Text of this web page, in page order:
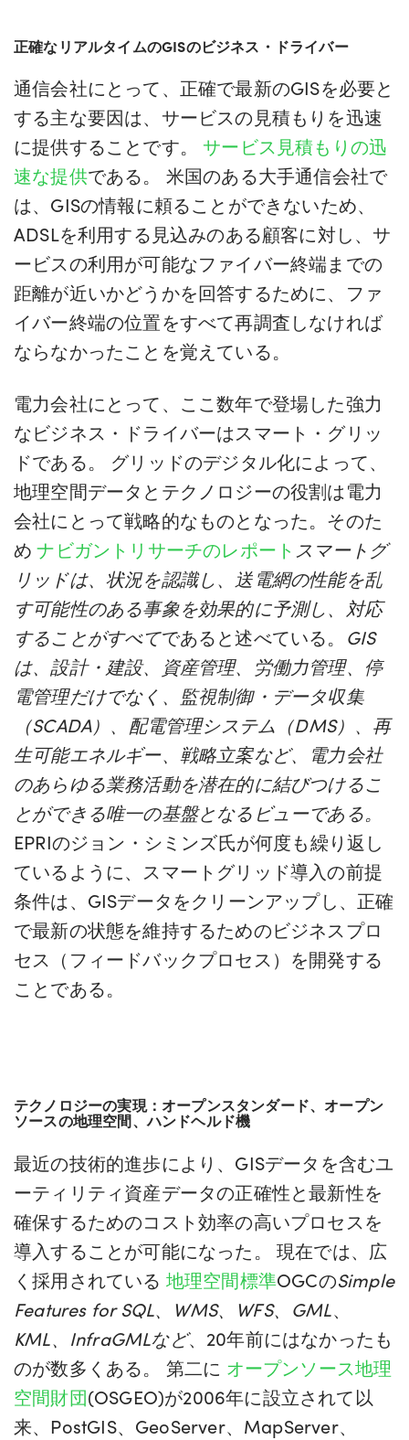
正確なリアルタイムのGISのビジネス・ドライバー
通信会社にとって、正確で最新のGISを必要と
する主な要因は、サービスの見積もりを迅速
に提供することです。 サービス見積もりの迅
速な提供である。 米国のある大手通信会社で
は、GISの情報に頼ることができないため、
ADSLを利用する見込みのある顧客に対し、サ
ービスの利用が可能なファイバー終端までの
距離が近いかどうかを回答するために、ファ
イバー終端の位置をすべて再調査しなければ
ならなかったことを覚えている。
電力会社にとって、ここ数年で登場した強力
なビジネス・ドライバーはスマート・グリッ
ドである。 グリッドのデジタル化によって、
地理空間データとテクノロジーの役割は電力
会社にとって戦略的なものとなった。そのた
めナビガントリサーチのレポート スマートグ
リッドは、状況を認識し、送電網の性能を乱
す可能性のある事象を効果的に予測し、対応
することがすべてであると述べている。 GIS
は、設計・建設、資産管理、労働力管理、停
電管理だけでなく、監視制御・データ収集
（SCADA）、配電管理システム（DMS）、再
生可能エネルギー、戦略立案など、電力会社
のあらゆる業務活動を潜在的に結びつけるこ
とができる唯一の基盤となるビューである。
EPRIのジョン・シミンズ氏が何度も繰り返し
ているように、スマートグリッド導入の前提
条件は、GISデータをクリーンアップし、正確
で最新の状態を維持するためのビジネスプロ
セス（フィードバックプロセス）を開発する
ことである。
テクノロジーの実現：オープンスタンダード、オープン
ソースの地理空間、ハンドヘルド機
最近の技術的進歩により、GISデータを含むユ
ーティリティ資産データの正確性と最新性を
確保するためのコスト効率の高いプロセスを
導入することが可能になった。 現在では、広
く採用されている 地理空間標準OGCのSimple
Features for SQL、WMS、WFS、GML、
KML、InfraGMLなど、20年前にはなかったも
のが数多くある。 第二に オープンソース地理
空間財団(OSGEO)が2006年に設立されて以
来、PostGIS、GeoServer、MapServer、